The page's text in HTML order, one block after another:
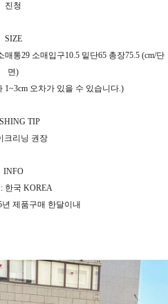
진청
SIZE
매통29 소매입구10.5 밑단65 총장75.5 (cm/단
면)
오차가 있을 수 있습니다.)
TIP
크리닝 권장
INFO
한국 KOREA
년 제품구매 한달이내